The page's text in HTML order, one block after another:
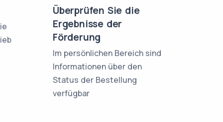
Überprüfen Sie die
Ergebnisse der
Förderung
Im persönlichen Bereich sind
Informationen über den
Status der Bestellung
verfügbar